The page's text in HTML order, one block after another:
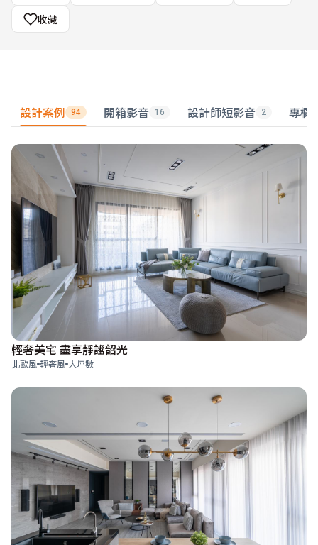
收藏
設計案例 94 開箱影音 16 設計師短影音 2 專欄
輕奢美宅 盡享靜謐韶光
北歐風 輕奢風 大坪數